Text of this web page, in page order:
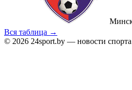
Вся таблица →
© 2026 24sport.by — новости спорта